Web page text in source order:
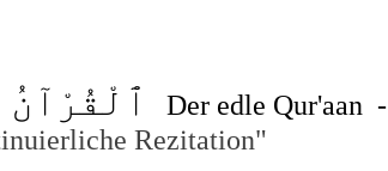
Der edle Qur'aan -
Rezitation"